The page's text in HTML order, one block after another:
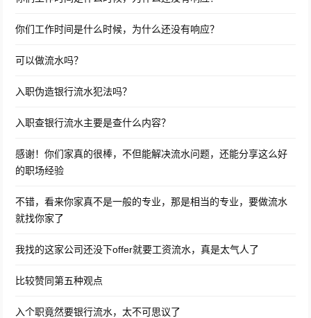
你们工作时间是什么时候，为什么还没有响应？
可以做流水吗？
入职伪造银行流水犯法吗？
入职查银行流水主要是查什么内容？
感谢！你们家真的很棒，不但能解决流水问题，还能分享这么好
的职场经验
不错，看来你家真不是一般的专业，那是相当的专业，要做流水
就找你家了
我找的这家公司还没下offer就要工资流水，真是太气人了
比较赞同第五种观点
入个职竟然要银行流水，太不可思议了